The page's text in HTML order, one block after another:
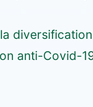
anti-Covid-